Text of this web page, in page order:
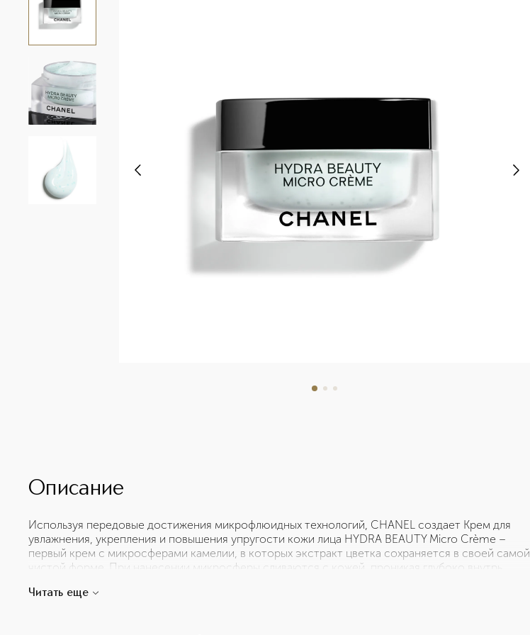
Описание
Используя передовые достижения микрофлюидных технологий, CHANEL создает Крем для
увлажнения, укрепления и повышения упругости кожи лица HYDRA BEAUTY Micro Crème –
первый крем с микросферами камелии, в которых экстракт цветка сохраняется в своей самой
чистой форме. При нанесении микросферы сливаются с кожей, проникая глубоко внутрь.
силу. Текстура крема HYDRA BEAUTY Micro Crème дарит каскад удивительных ощущений:
Читать еще